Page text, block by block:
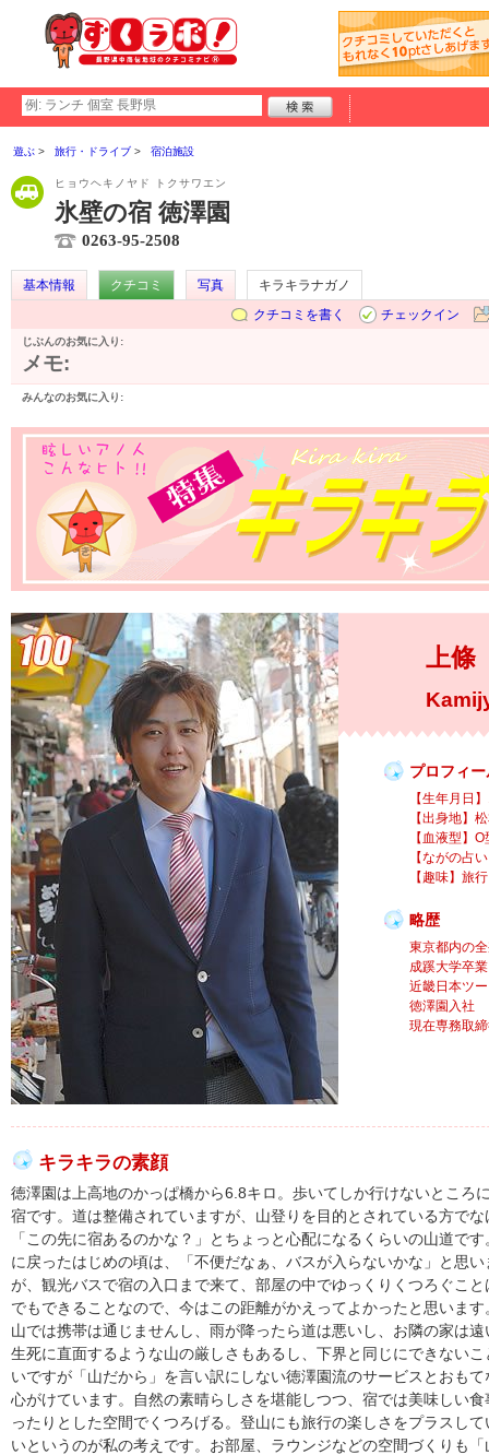
遊ぶ 旅行・ドライブ 宿泊施設
ヒョウヘキノヤド トクサワエン
氷壁の宿 徳澤園
0263-95-2508
基本情報 クチコミ 写真
キラキラナガノ
クチコミを書く
チェックイン
じぶんのお気に入り:
メモ:
みんなのお気に入り:
上
プロフィー
【生年月日
【出身地】
【血液型】O
【ながの占
【趣味】旅行
略歴
東京都内の
成蹊大学卒業
近畿日本ツ
徳澤園入社
現在専務取
キラキラの素顔
徳澤園は上高地のかっぱ橋から6.8キロ。歩いてしか行けないところ
宿です。道は整備されていますが、山登りを目的とされている方でな
「この先に宿あるのかな？」とちょっと心配になるくらいの山道です
に戻ったはじめの頃は、「不便だなぁ、バスが入らないかな」と思い
が、観光バスで宿の入口まで来て、部屋の中でゆっくりくつろぐこと
でもできることなので、今はこの距離がかえってよかったと思います
山では携帯は通じませんし、雨が降ったら道は悪いし、お隣の家は遠
生死に直面するような山の厳しさもあるし、下界と同じにできないこ
いですが「山だから」を言い訳にしない徳澤園流のサービスとおもて
心がけています。自然の素晴らしさを堪能しつつ、宿では美味しい食
ったりとした空間でくつろげる。登山にも旅行の楽しさをプラスして
いというのが私の考えです。お部屋、ラウンジなどの空間づくりも「